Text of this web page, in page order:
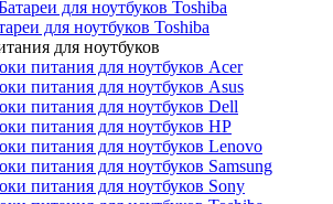
для ноутбуков Toshiba
для ноутбуков
питания для ноутбуков Acer
питания для ноутбуков Asus
питания для ноутбуков Dell
питания для ноутбуков HP
питания для ноутбуков Lenovo
питания для ноутбуков Samsung
питания для ноутбуков Sony